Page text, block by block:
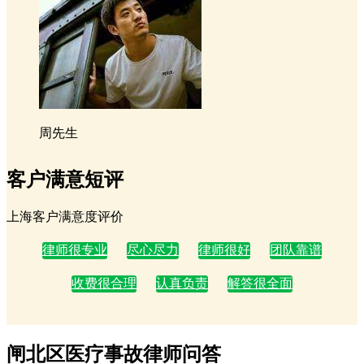
周先生
客户满意短评
上海客户满意度评价
律师很专业 尽心尽力 律师很好 团队靠谱
收费很合理 认真负责 解答很全面
闸北区医疗事故律师问答